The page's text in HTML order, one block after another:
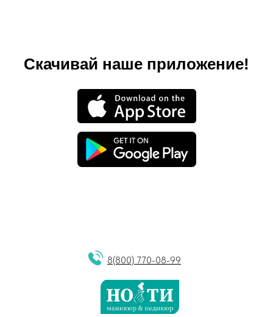
Скачивай наше приложение!
8(800) 770-08-99